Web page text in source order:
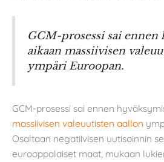
GCM-prosessi sai ennen
aikaan massiivisen
ympäri Euroopan.
GCM-prosessi sai ennen
massiivisen valeuutisten aallon
Osaltaan negatiivisen uutisoinnin
eurooppalaiset maat, mukaan